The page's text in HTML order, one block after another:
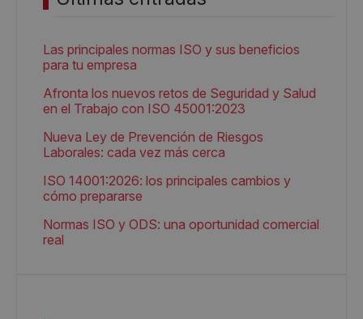
Las principales normas ISO y sus beneficios
para tu empresa
Afronta los nuevos retos de Seguridad y Salud
en el Trabajo con ISO 45001:2023
Nueva Ley de Prevención de Riesgos
Laborales: cada vez más cerca
ISO 14001:2026: los principales cambios y
cómo prepararse
Normas ISO y ODS: una oportunidad comercial
real